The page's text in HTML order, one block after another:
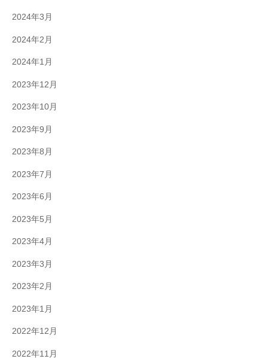
2024年3月
2024年2月
2024年1月
2023年12月
2023年10月
2023年9月
2023年8月
2023年7月
2023年6月
2023年5月
2023年4月
2023年3月
2023年2月
2023年1月
2022年12月
2022年11月